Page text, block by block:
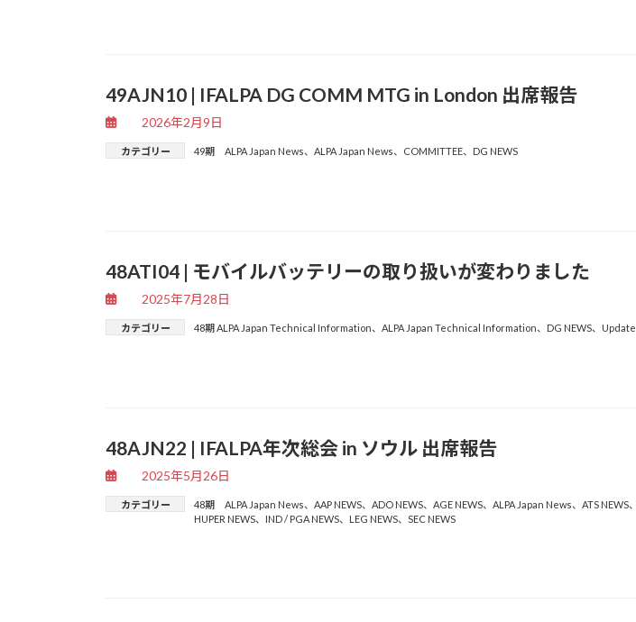
49AJN10 | IFALPA DG COMM MTG in London 出席報告
2026年2月9日
カテゴリー 49期 ALPA Japan News、 ALPA Japan News、 COMMITTEE、 DG NEWS
48ATI04 | モバイルバッテリーの取り扱いが変わりました
2025年7月28日
カテゴリー 48期 ALPA Japan Technical Information、 ALPA Japan Technical Information、 DG NEWS、 Update
48AJN22 | IFALPA年次総会 in ソウル 出席報告
2025年5月26日
カテゴリー 48期 ALPA Japan News、 AAP NEWS、 ADO NEWS、 AGE NEWS、 ALPA Japan News、 ATS NEWS、
HUPER NEWS、 IND / PGA NEWS、 LEG NEWS、 SEC NEWS